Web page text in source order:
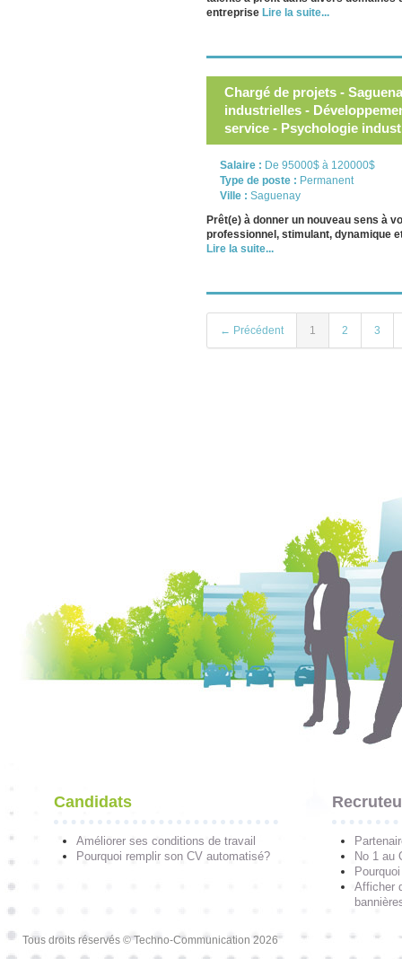
entreprise Lire la suite...
Chargé de projets -
industrielles -
service - Psychologie
Salaire : De 95000$ à 120000$
Type de poste : Permanent
Ville : Saguenay
Prêt(e) à donner un nouveau sens à
professionnel, stimulant, dynamique
Lire la suite...
← Précédent 1 2 3
Candidats
Améliorer ses conditions de travail
Pourquoi remplir son CV automatisé?
No 1 au
Afficher
Tous droits réservés © Techno-Communication 2026